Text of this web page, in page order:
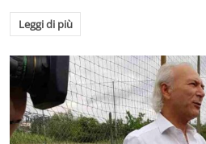
Leggi di più